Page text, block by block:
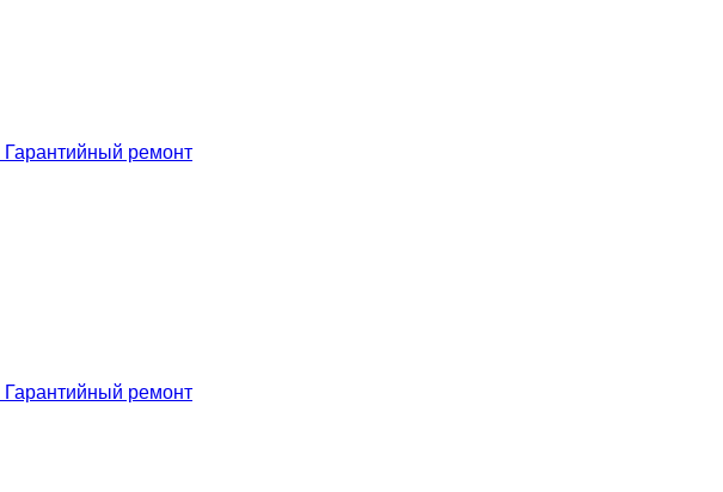
Гарантийный ремонт
Гарантийный ремонт